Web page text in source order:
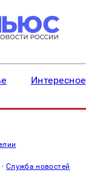
Интересное
· Служба новостей